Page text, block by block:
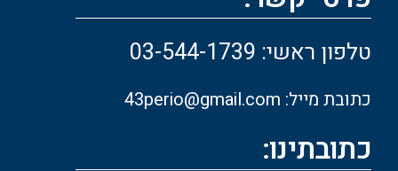
טלפון ראשי: 03-544-1739
כתובת מייל: 43perio@gmail.com
כתובתינו: